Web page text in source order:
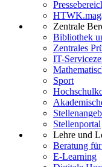
Zentrale
Bibliothek
Zentrales
IT-
Sport
Stellenportal
Lehre und
Beratung
E-Learning